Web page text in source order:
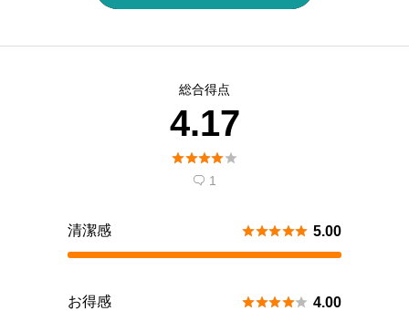
総合得点
4.17

 1
清潔感  5.00
お得感  4.00